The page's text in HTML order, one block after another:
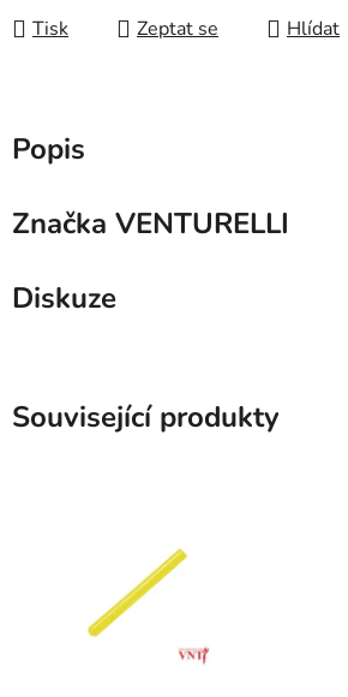
Tisk Zeptat se Hlídat
Popis
Značka VENTURELLI
Diskuze
Související produkty